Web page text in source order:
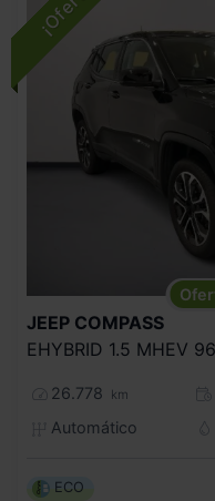
JEEP COMPASS
26.778 km
Automático
ECO